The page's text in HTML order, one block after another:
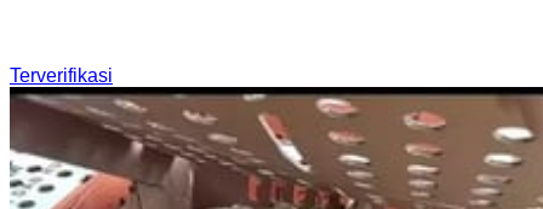
Terverifikasi